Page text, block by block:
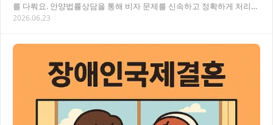
를 다뤄요. 안양법률상담을 통해 비자 문제를 신속하고 정확하게 처리하
는 방법을 이 글에서 상세히 안내해드릴게요. 목…
2026.06.23